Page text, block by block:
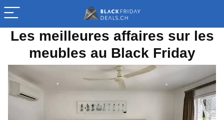
Les meilleures affaires sur les
meubles au Black Friday